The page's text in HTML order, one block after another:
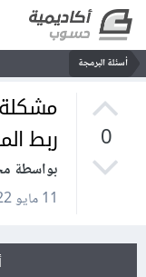
أسئلة البرمجة
0
ربط
بواسطة
11 مايو 2022